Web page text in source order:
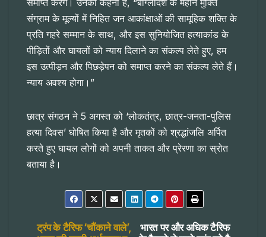
समाप्त करेंगे। उनका कहना है, “बांग्लादेश के महान मुक्ति
संग्राम के मूल्यों में निहित जन आकांक्षाओं की सामूहिक शक्ति के
प्रति गहरे सम्मान के साथ, और इस सुनियोजित हत्याकांड के
पीड़ितों और घायलों को न्याय दिलाने का संकल्प लेते हुए, हम
इस उत्पीड़न और पिछड़ेपन को समाप्त करने का संकल्प लेते हैं।
न्याय अवश्य होगा।”
छात्र संगठन ने 5 अगस्त को ‘लोकतंत्र, छात्र-जनता-पुलिस
हत्या दिवस’ घोषित किया है और मृतकों को श्रद्धांजलि अर्पित
करते हुए घायल लोगों को अपनी ताकत और प्रेरणा का स्रोत
बताया है।
भारत पर और अधिक टैरिफ
ट्रंप के टैरिफ ‘चौंकाने वाले’,